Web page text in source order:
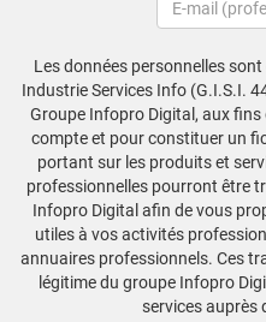
Les données personnelles
Industrie Services Info (G.I.S.I.
Groupe Infopro Digital, aux
compte et pour constituer un
portant sur les produits et
professionnelles pourront être
Infopro Digital afin de vous
utiles à vos activités
annuaires professionnels. Ces
légitime du groupe Infopro
services auprès